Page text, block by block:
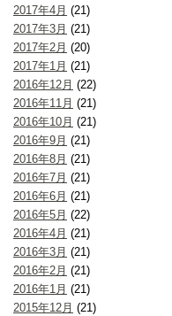
2017年4月 (21)
2017年3月 (21)
2017年2月 (20)
2017年1月 (21)
2016年12月 (22)
2016年11月 (21)
2016年10月 (21)
2016年9月 (21)
2016年8月 (21)
2016年7月 (21)
2016年6月 (21)
2016年5月 (22)
2016年4月 (21)
2016年3月 (21)
2016年2月 (21)
2016年1月 (21)
2015年12月 (21)